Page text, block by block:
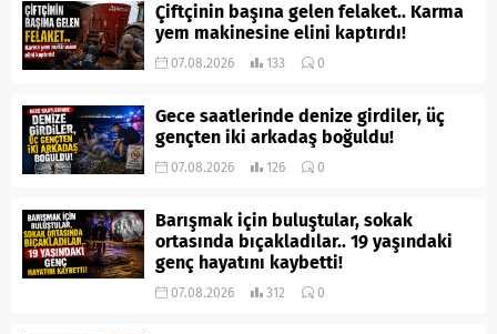
Çiftçinin başına gelen felaket.. Karma
yem makinesine elini kaptırdı!
07.08.2026 133 0
Gece saatlerinde denize girdiler, üç
gençten iki arkadaş boğuldu!
07.08.2026 126 0
Barışmak için buluştular, sokak
ortasında bıçakladılar.. 19 yaşındaki
genç hayatını kaybetti!
07.08.2026 312 0